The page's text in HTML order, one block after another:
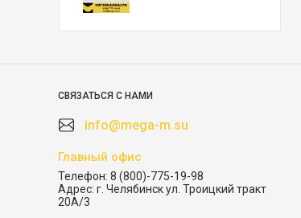
СВЯЗАТЬСЯ С НАМИ
info@mega-m.su
Главный офис
Телефон: 8 (800)-775-19-98
Адрес: г. Челябинск ул. Троицкий тракт
20А/3